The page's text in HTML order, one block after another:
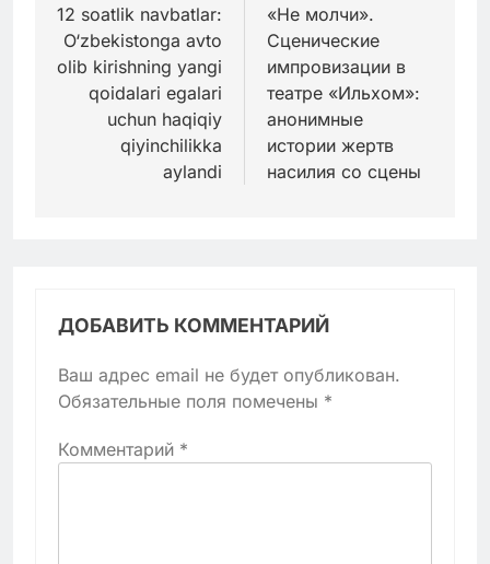
по
записям
12 soatlik navbatlar:
O‘zbekistonga avto
olib kirishning yangi
qoidalari egalari
uchun haqiqiy
qiyinchilikka
aylandi
«Не молчи».
Сценические
импровизации в
театре «Ильхом»:
анонимные
истории жертв
насилия со сцены
ДОБАВИТЬ КОММЕНТАРИЙ
Ваш адрес email не будет опубликован.
Обязательные поля помечены *
Комментарий *